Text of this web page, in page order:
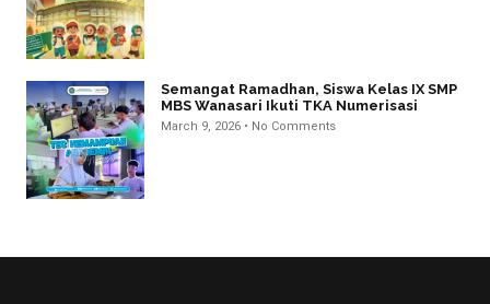
Semangat Ramadhan, Siswa Kelas IX SMP
MBS Wanasari Ikuti TKA Numerisasi
March 9, 2026 No Comments